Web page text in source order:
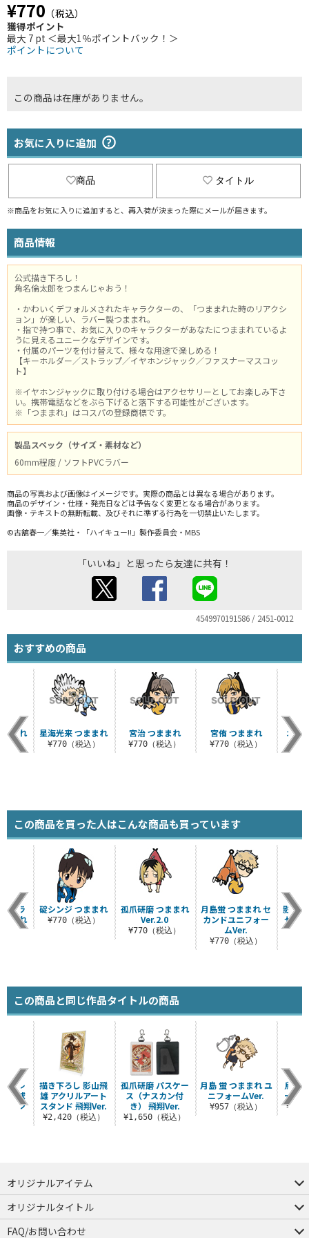
¥770 （税込）
獲得ポイント
最大 7 pt ＜最大1％ポイントバック！＞
ポイントについて
この商品は在庫がありません。
お気に入りに追加
商品 タイトル
※商品をお気に入りに追加すると、再入荷が決まった際にメールが届きます。
商品情報
公式描き下ろし！
角名倫太郎をつまんじゃおう！
・かわいくデフォルメされたキャラクターの、「つままれた時のリアクシ
ョン」が楽しい、ラバー製つままれ。
・指で持つ事で、お気に入りのキャラクターがあなたにつままれているよ
うに見えるユニークなデザインです。
・付属のパーツを付け替えて、様々な用途で楽しめる！
【キーホルダー／ストラップ／イヤホンジャック／ファスナーマスコッ
ト】
※イヤホンジャックに取り付ける場合はアクセサリーとしてお楽しみ下さ
い。携帯電話などをぶら下げると落下する可能性がございます。
※「つままれ」はコスパの登録商標です。
製品スペック（サイズ・素材など）
60mm程度 / ソフトPVCラバー
商品の写真および画像はイメージです。実際の商品とは異なる場合があります。
商品のデザイン・仕様・発売日などは予告なく変更となる場合があります。
画像・テキストの無断転載、及びそれに準ずる行為を一切禁止いたします。
©古舘春一／集英社・「ハイキュー!!」製作委員会・MBS
「いいね」と思ったら友達に共有！
4549970191586 / 2451-0012
おすすめの商品
宮治 つままれ
¥770（税込）
宮侑 つままれ
¥770（税込）
北信
まれ
込）
星海光来 つままれ
¥770（税込）
この商品を買った人はこんな商品も買っています
孤爪研磨 つままれ
Ver.2.0
¥770（税込）
月島蛍 つままれ セ
カンドユニフォー
ムVer.
¥770（税込）
影山
セカ
・ラ
まれ
込）
碇シンジ つままれ
¥770（税込）
この商品と同じ作品タイトルの商品
孤爪研磨 パスケー
ス（ナスカン付
き） 飛翔Ver.
¥1,650（税込）
月島 蛍 つままれ ユ
ニフォームVer.
¥957（税込）
烏野
ール
バレ
一球
Tシ
描き下ろし 影山飛
雄 アクリルアート
スタンド 飛翔Ver.
¥2,420（税込）
オリジナルアイテム
つままれ
つかまれ
ピョコッテ
オリジナルタイトル
アイテムヤ
ミスカトニック大學購買部
FAQ/お問い合わせ